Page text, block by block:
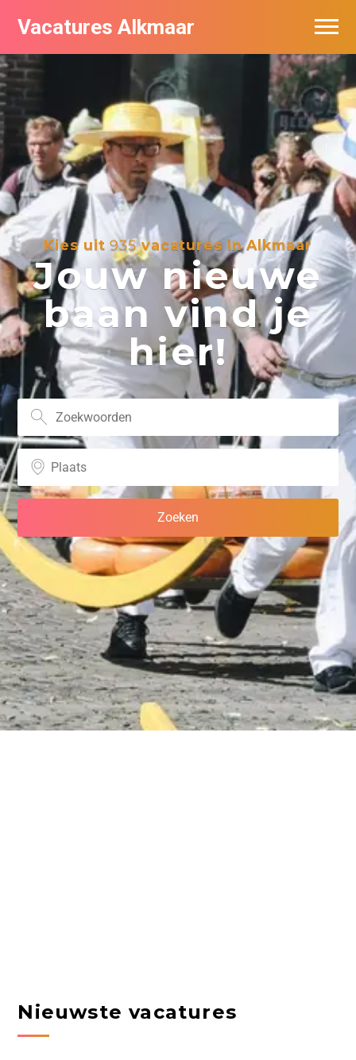
Vacatures Alkmaar
Kies uit935vacatures in Alkmaar
Jouw nieuwe
baan vind je
hier!
Nieuwste vacatures
Vacatures per bedrijf
Nieuwsbrief feed